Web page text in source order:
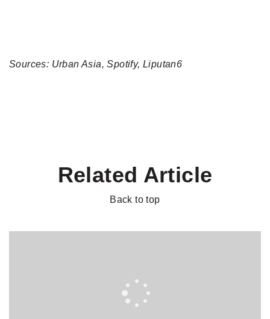
Sources: Urban Asia, Spotify, Liputan6
Related Article
Back to top